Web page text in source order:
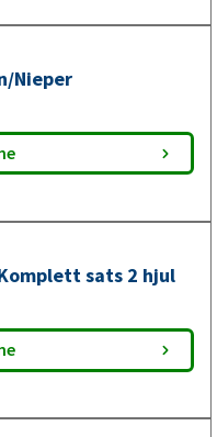
Nieper
sats 2 hjul